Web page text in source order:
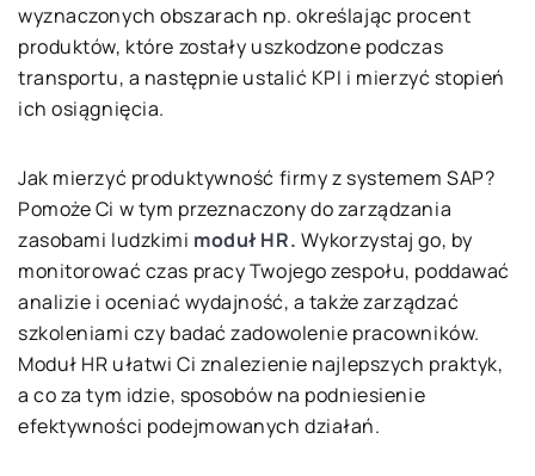
wyznaczonych obszarach np. określając procent
produktów, które zostały uszkodzone podczas
transportu, a następnie ustalić KPI i mierzyć stopień
ich osiągnięcia.
Jak mierzyć produktywność firmy z systemem SAP?
Pomoże Ci w tym przeznaczony do zarządzania
zasobami ludzkimi moduł HR. Wykorzystaj go, by
monitorować czas pracy Twojego zespołu, poddawać
analizie i oceniać wydajność, a także zarządzać
szkoleniami czy badać zadowolenie pracowników.
Moduł HR ułatwi Ci znalezienie najlepszych praktyk,
a co za tym idzie, sposobów na podniesienie
efektywności podejmowanych działań.